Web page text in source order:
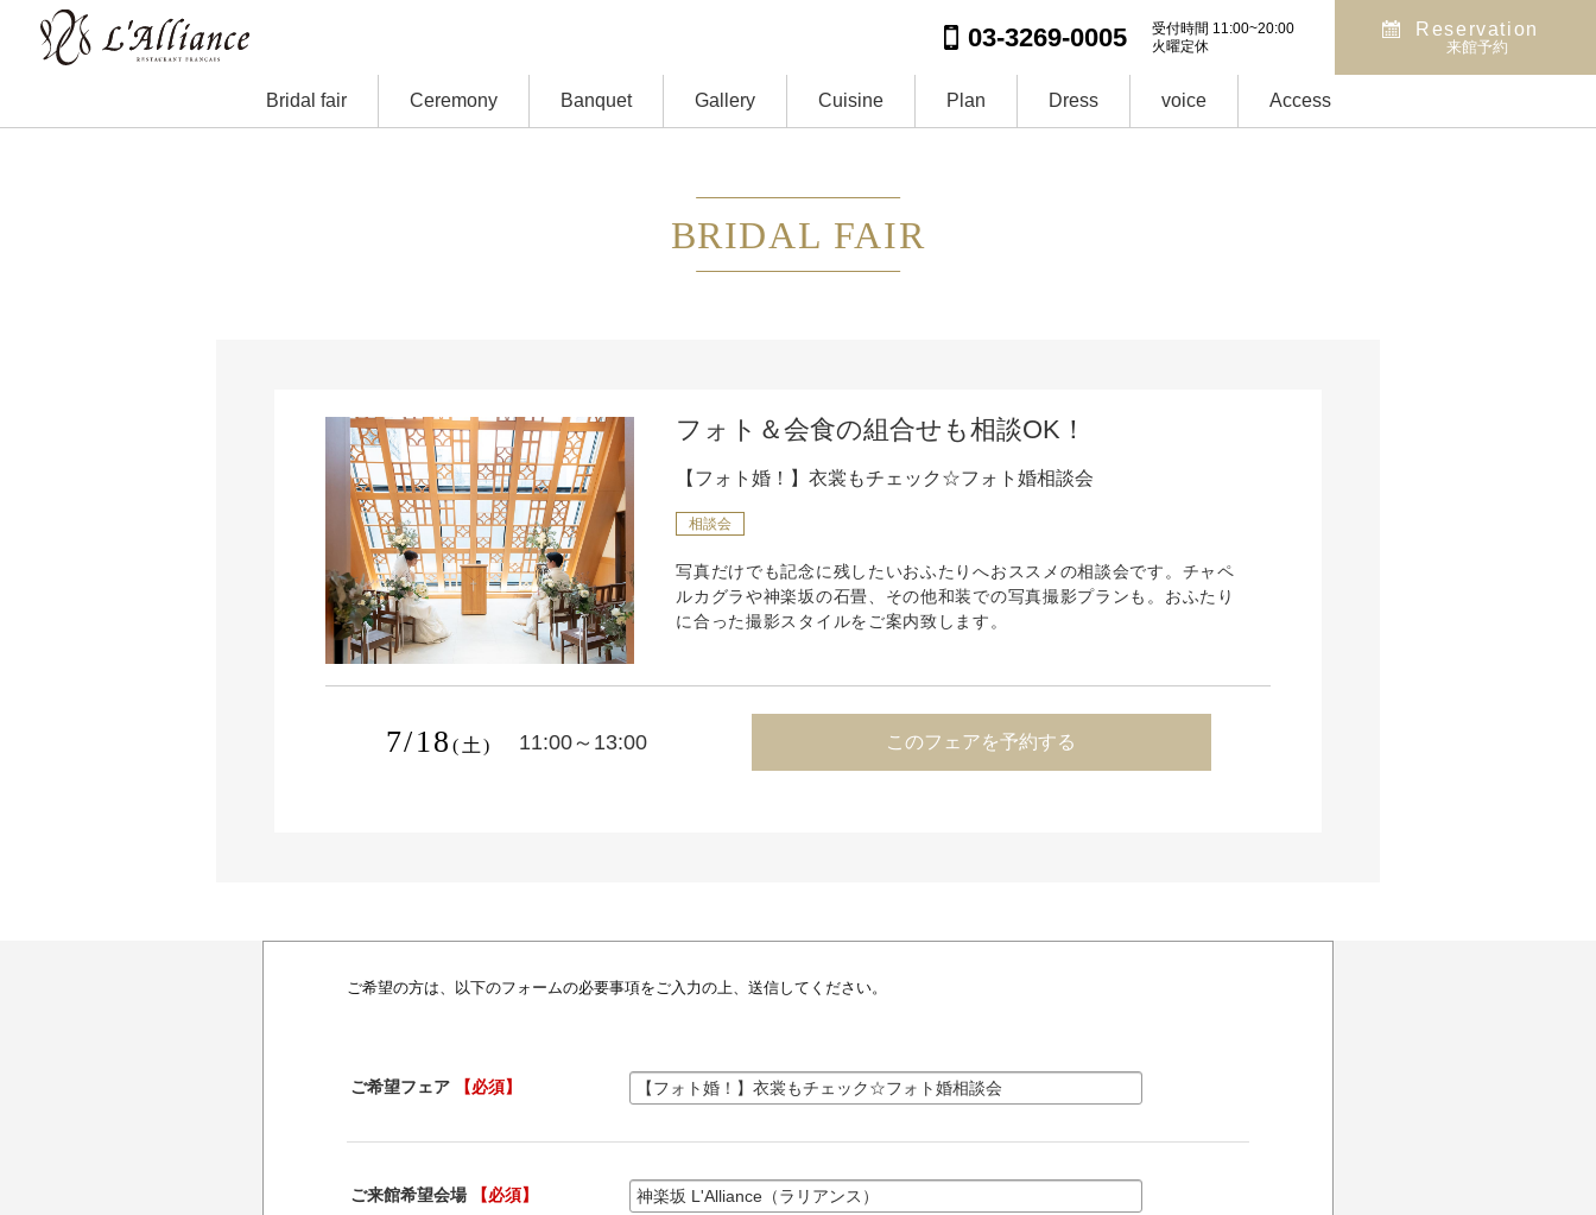
03-3269-0005
受付時間 11:00~20:00
火曜定休
Reservation
来館予約
Bridal fair Ceremony Banquet Gallery Cuisine Plan Dress voice Access
BRIDAL FAIR
フォト＆会食の組合せも相談OK！
【フォト婚！】衣裳もチェック☆フォト婚相談会
相談会
写真だけでも記念に残したいおふたりへおススメの相談会です。チャペ
ルカグラや神楽坂の石畳、その他和装での写真撮影プランも。おふたり
に合った撮影スタイルをご案内致します。
7/18 (土) 11:00～13:00 このフェアを予約する